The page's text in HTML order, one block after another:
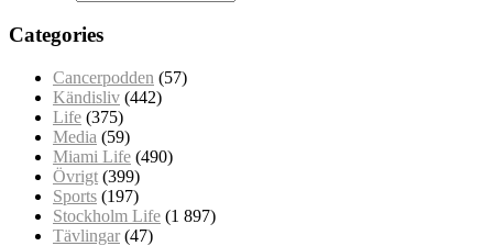
Categories
Cancerpodden (57)
Kändisliv (442)
Life (375)
Media (59)
Miami Life (490)
Övrigt (399)
Sports (197)
Stockholm Life (1 897)
Tävlingar (47)